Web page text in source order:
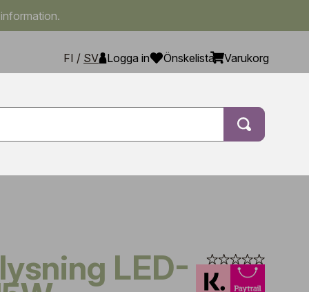
FI / SV Logga in Önskelista Varukorg